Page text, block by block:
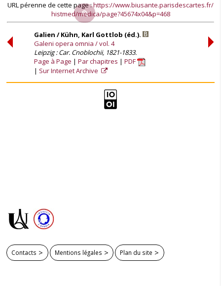
URL pérenne de cette page :https://www.biusante.parisdescartes.fr/
histmed/medica/page?45674x04&p=468
Galien / Kühn, Karl Gottlob (éd.).
Galeni opera omnia / vol. 4
Leipzig : Car. Cnoblochii, 1821-1833.
Page à Page
Par chapitres
PDF
Sur Internet Archive
Contacts Mentions légales Plan du site